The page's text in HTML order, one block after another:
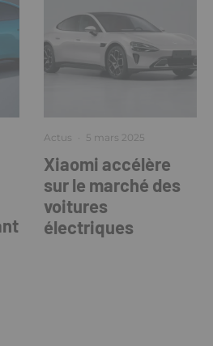
Actus · 5 mars 2025
Xiaomi accélère
sur le marché des
voitures
électriques